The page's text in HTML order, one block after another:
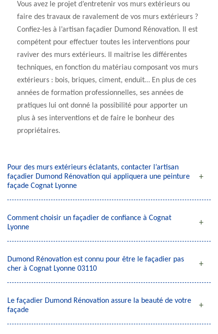
Vous avez le projet d’entretenir vos murs extérieurs ou
faire des travaux de ravalement de vos murs extérieurs ?
Confiez-les à l’artisan façadier Dumond Rénovation. Il est
compétent pour effectuer toutes les interventions pour
raviver des murs extérieurs. Il maitrise les différentes
techniques, en fonction du matériau composant vos murs
extérieurs : bois, briques, ciment, enduit… En plus de ces
années de formation professionnelles, ses années de
pratiques lui ont donné la possibilité pour apporter un
plus à ses interventions et de faire le bonheur des
propriétaires.
Pour des murs extérieurs éclatants, contacter l’artisan
façadier Dumond Rénovation qui appliquera une peinture
façade Cognat Lyonne
Comment choisir un façadier de confiance à Cognat
Lyonne
Dumond Rénovation est connu pour être le façadier pas
cher à Cognat Lyonne 03110
Le façadier Dumond Rénovation assure la beauté de votre
façade